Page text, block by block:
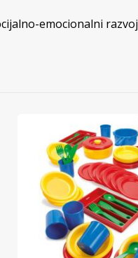
emocionalni razvoj